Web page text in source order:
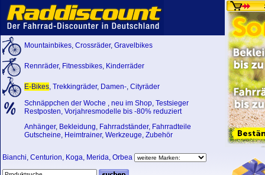
Mountainbikes, Crossräder, Gravelbikes
Rennräder, Fitnessbikes, Kinderräder
E-Bikes, Trekkingräder, Damen-, Cityräder
Schnäppchen der Woche , neu im Shop, Testsieger
Restposten, Vorjahresmodelle bis -80% reduziert
Anhänger, Bekleidung, Fahrradständer, Fahrradteile
Gutscheine, Heimtrainer, Werkzeuge, Zubehör
Bianchi, Centurion, Koga, Merida, Orbea